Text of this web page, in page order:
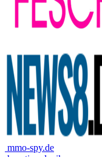
mmo-spy.de